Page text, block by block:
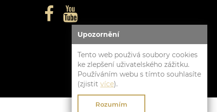
Upozornění
Tento web použivá soubory cookies
ke zlepšení uživatelského zážitku.
Používáním webu s tímto souhlasíte
(zjistit více).
Rozumím